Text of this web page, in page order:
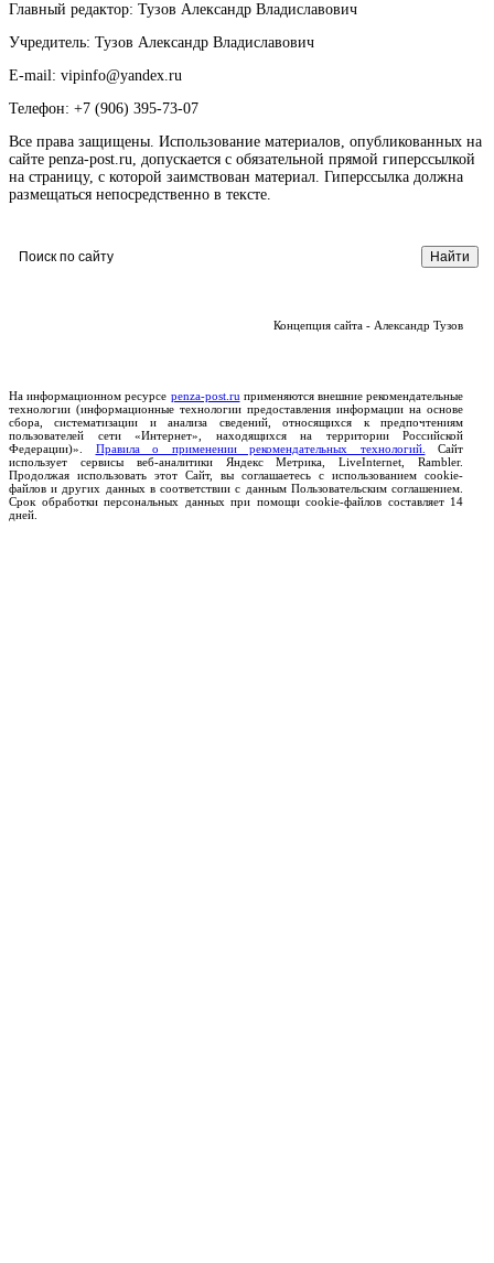
Главный редактор: Тузов Александр Владиславович
Учредитель: Тузов Александр Владиславович
E-mail: vipinfo@yandex.ru
Телефон: +7 (906) 395-73-07
Все права защищены. Использование материалов, опубликованных на
сайте penza-post.ru, допускается с обязательной прямой гиперссылкой
на страницу, с которой заимствован материал. Гиперссылка должна
размещаться непосредственно в тексте.
Концепция сайта - Александр Тузов
На информационном ресурсе penza-post.ru применяются внешние рекомендательные
технологии (информационные технологии предоставления информации на основе
сбора, систематизации и анализа сведений, относящихся к предпочтениям
пользователей сети «Интернет», находящихся на территории Российской
Федерации)». Правила о применении рекомендательных технологий.
Сайт
использует сервисы веб-аналитики Яндекс Метрика, LiveInternet, Rambler.
Продолжая использовать этот Сайт, вы соглашаетесь с использованием cookie-
файлов и других данных в соответствии с данным Пользовательским соглашением.
Срок обработки персональных данных при помощи cookie-файлов составляет 14
дней.